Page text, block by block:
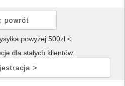
powyżej 500zł <
dla stałych klientów:
>